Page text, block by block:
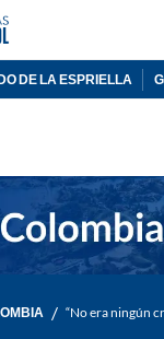
DE LA ESPRIELLA
/ “No era ningún